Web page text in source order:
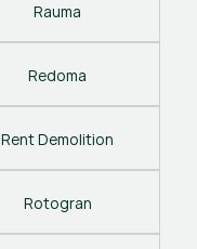
Rauma
Redoma
Rent Demolition
Rotogran